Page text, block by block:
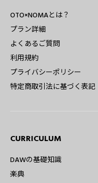
OTO×NOMAとは？
プラン詳細
よくあるご質問
利用規約
プライバシーポリシー
特定商取引法に基づく表記
CURRICULUM
DAWの基礎知識
楽典